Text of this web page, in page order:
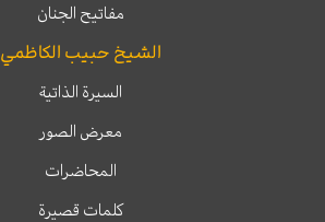
مفاتيح الجنان
الشيخ حبيب الكاظمي
السيرة الذاتية
معرض الصور
المحاضرات
كلمات قصيرة